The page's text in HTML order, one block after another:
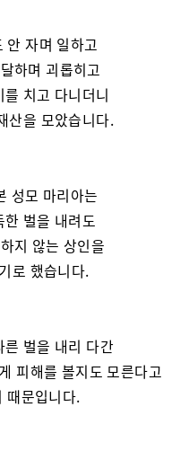
안 자며 일하고
하며 괴롭히고
치고 다니더니
산을 모았습니다.
성모 마리아는
한 벌을 내려도
지 않는 상인을
로 했습니다.
른 벌을 내리 다간
피해를 볼지도 모른다고
때문입니다.